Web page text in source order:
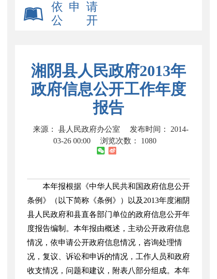
依 申 请
公 开
湘阴县人民政府2013年
政府信息公开工作年度
报告
来源： 县人民政府办公室
发布时间： 2014-
03-26 00:00
浏览次数： 1080
本年报根据《中华人民共和国政府信息公开
条例》（以下简称《条例》）以及 2013年度湘阴
县人民政府和县直各部门单位的政府信息公开年
度报告编制。本年报由概述，主动公开政府信息
情况，依申请公开政府信息情况，咨询处理情
况，复议、诉讼和申诉的情况，工作人员和政府
收支情况，问题和建议，附表八部分组成。本年